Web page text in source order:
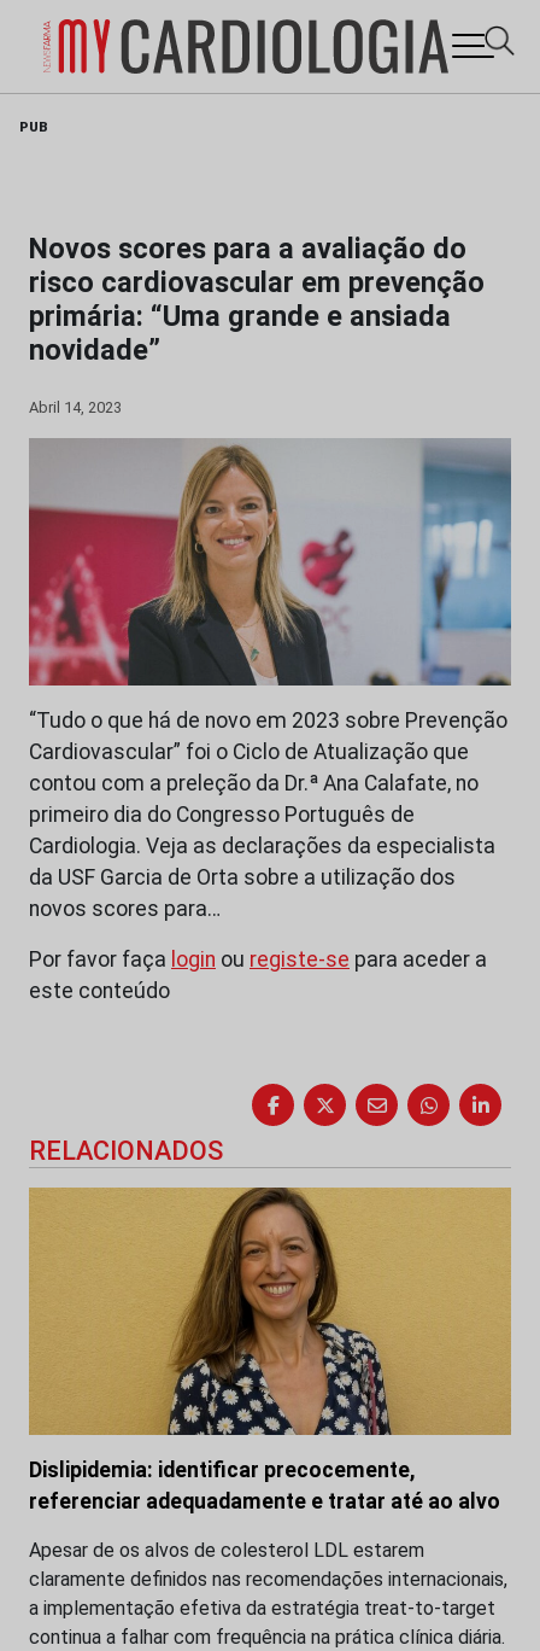
PUB
Novos scores para a avaliação do
risco cardiovascular em prevenção
primária: “Uma grande e ansiada
novidade”
Abril 14, 2023
“Tudo o que há de novo em 2023 sobre Prevenção
Cardiovascular” foi o Ciclo de Atualização que
contou com a preleção da Dr.ª Ana Calafate, no
primeiro dia do Congresso Português de
Cardiologia. Veja as declarações da especialista
da USF Garcia de Orta sobre a utilização dos
novos scores para…
Por favor faça login ou registe-se para aceder a
este conteúdo
RELACIONADOS
Dislipidemia: identificar precocemente,
referenciar adequadamente e tratar até ao alvo
Apesar de os alvos de colesterol LDL estarem
claramente definidos nas recomendações internacionais,
a implementação efetiva da estratégia treat-to-target
continua a falhar com frequência na prática clínica diária.